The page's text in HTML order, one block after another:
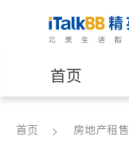
首页
医生
首页 房地产租售